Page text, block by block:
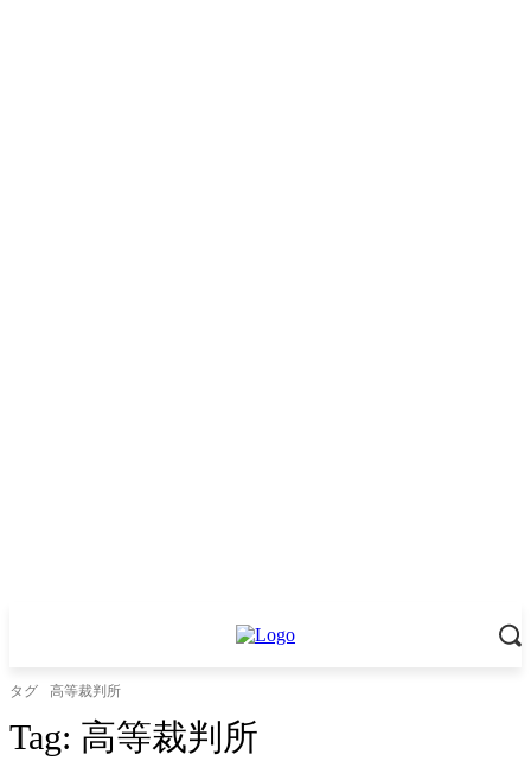
タグ 高等裁判所
Tag: 高等裁判所